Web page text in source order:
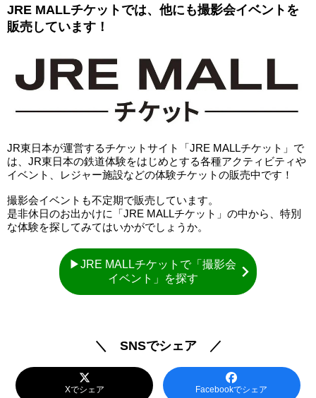
JRE MALLチケットでは、他にも撮影会イベントを
販売しています！
JR東日本が運営するチケットサイト「JRE MALLチケット」で
は、JR東日本の鉄道体験をはじめとする各種アクティビティや
イベント、レジャー施設などの体験チケットの販売中です！
撮影会イベントも不定期で販売しています。
是非休日のお出かけに「JRE MALLチケット」の中から、特別
な体験を探してみてはいかがでしょうか。
▶JRE MALLチケットで「撮影会
イベント」を探す
＼ SNSでシェア ／
Xでシェア Facebookでシェア